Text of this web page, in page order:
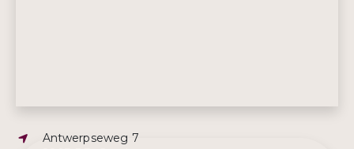
Adres:
Antwerpseweg 7